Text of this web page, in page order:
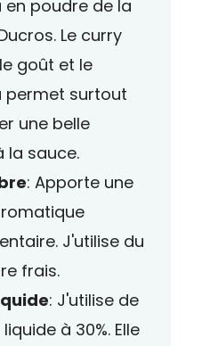
poudre de la
Le curry
goût et le
permet surtout
une belle
la sauce.
: Apporte une
J'utilise du
frais.
: J'utilise de
à 30%. Elle